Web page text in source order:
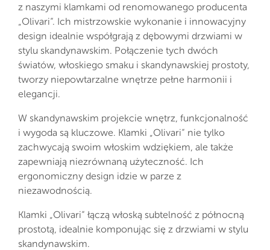
z naszymi klamkami od renomowanego producenta
„Olivari“. Ich mistrzowskie wykonanie i innowacyjny
design idealnie współgrają z dębowymi drzwiami w
stylu skandynawskim. Połączenie tych dwóch
światów, włoskiego smaku i skandynawskiej prostoty,
tworzy niepowtarzalne wnętrze pełne harmonii i
elegancji.
W skandynawskim projekcie wnętrz, funkcjonalność
i wygoda są kluczowe. Klamki „Olivari“ nie tylko
zachwycają swoim włoskim wdziękiem, ale także
zapewniają niezrównaną użyteczność. Ich
ergonomiczny design idzie w parze z
niezawodnością.
Klamki „Olivari“ łączą włoską subtelność z północną
prostotą, idealnie komponując się z drzwiami w stylu
skandynawskim.